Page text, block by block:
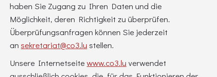
haben Sie Zugang zu Ihren Daten und die
Möglichkeit, deren Richtigkeit zu überprüfen.
Überprüfungsanfragen können Sie jederzeit
an sekretariat@co3.lu stellen.
Unsere Internetseitewww.co3.lu verwendet